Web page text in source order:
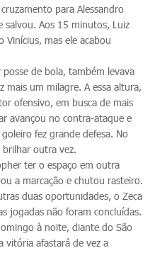
para Alessandro
salvou. Aos 15 minutos, Luiz
Vinícius, mas ele acabou
de bola, também levava
mais um milagre. A essa altura,
ofensivo, em busca de mais
avançou no contra-ataque e
fez grande defesa. No
outra vez.
ter o espaço em outra
a marcação e chutou rasteiro.
duas oportunidades, o Zeca
jogadas não foram concluídas.
à noite, diante do São
vitória afastará de vez a